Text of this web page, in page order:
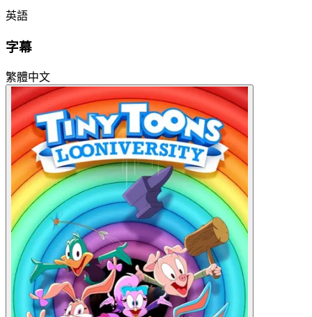
英語
字幕
繁體中文